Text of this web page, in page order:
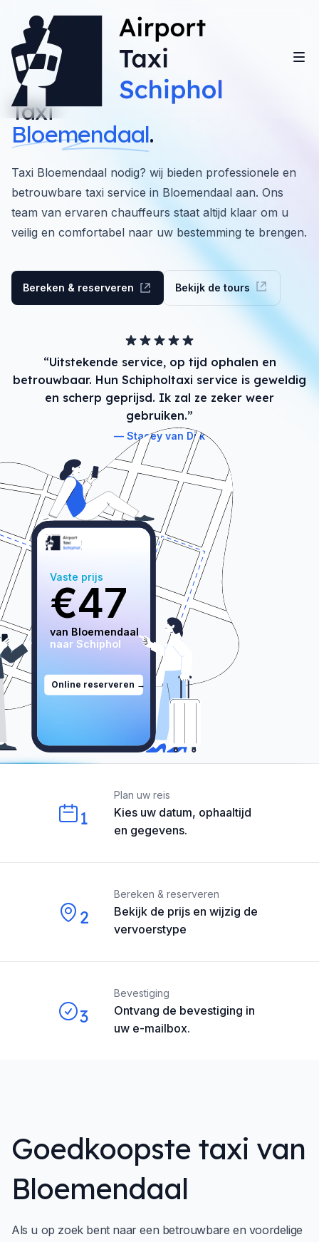
Taxi
Bloemendaal.
Taxi Bloemendaal nodig? wij bieden professionele en
betrouwbare taxi service in Bloemendaal aan. Ons
team van ervaren chauffeurs staat altijd klaar om u
veilig en comfortabel naar uw bestemming te brengen.
Bereken & reserveren Bekijk de tours
“Uitstekende service, op tijd ophalen en
betrouwbaar. Hun Schipholtaxi service is geweldig
en scherp geprijsd. Ik zal ze zeker weer
gebruiken.”
Stacey van Dijk
Online reserveren →
47
€
Vaste prijs
van Bloemendaal
naar Schiphol
1
Kies uw datum, ophaaltijd
en gegevens.
Plan uw reis
2
Bekijk de prijs en wijzig de
vervoerstype
Bereken & reserveren
3
Ontvang de bevestiging in
uw e-mailbox.
Bevestiging
Goedkoopste taxi van
Bloemendaal
Als u op zoek bent naar een betrouwbare en voordelige